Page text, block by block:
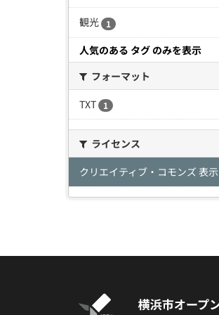
観光 1
人気のある タグ のみを表示
フォーマット
TXT
1
ライセンス
クリエイティブ・コモンズ 表示